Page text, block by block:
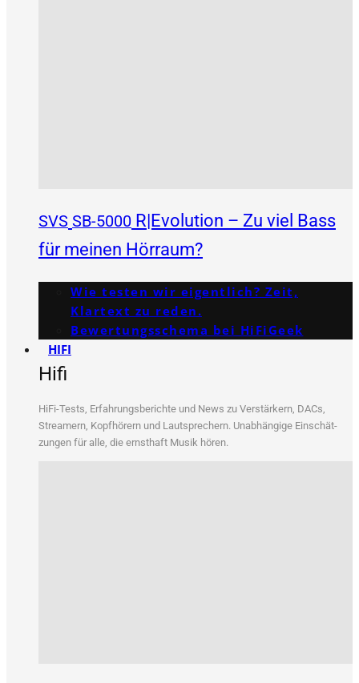
SVS SB-5000 R|Evolution – Zu viel Bass
für meinen Hörraum?
Wie testen wir eigentlich? Zeit,
Klartext zu reden.
Bewertungs­schema bei HiFiGeek
HIFI
Hifi
HiFi-Tests, Erfah­rungs­be­rich­te und News zu Ver­stär­kern, DACs,
Strea­mern, Kopf­hö­rern und Laut­spre­chern. Unab­hän­gi­ge Ein­schät­
zun­gen für alle, die ernst­haft Musik hören.